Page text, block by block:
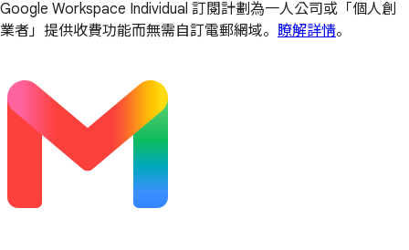
Google Workspace Individual 訂閱計劃為一人公司或「個人創
業者」提供收費功能而無需自訂電郵網域。 瞭解詳情。